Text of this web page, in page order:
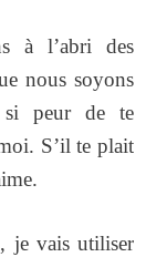
à l’abri des
nous soyons
si peur de te
S’il te plait
je vais utiliser